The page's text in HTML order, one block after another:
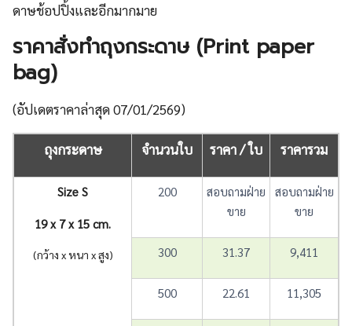
ดาษช้อปปิ้งและอีกมากมาย
ราคาสั่งทำถุงกระดาษ (Print paper
bag)
(อัปเดตราคาล่าสุด 07/01/2569)
ถุงกระดาษ จำนวนใบ ราคา / ใบ ราคารวม
Size S
19 x 7 x 15 cm.
(กว้าง x หนา x สูง)
200
สอบถามฝ่าย
ขาย
สอบถามฝ่าย
ขาย
300 31.37 9,411
500 22.61 11,305